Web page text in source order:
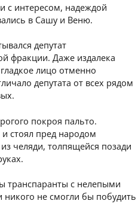
с интересом, надеждой
в Сашу и Веню.
депутат
фракции. Даже издалека
лицо отменно
депутата от всех рядом
покроя пальто.
стоял пред народом
челяди, толпящейся позади
транспаранты с нелепыми
не смогли бы побудить